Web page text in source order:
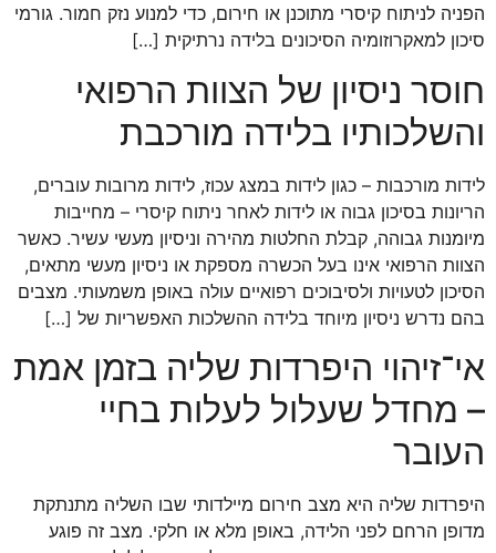
הפניה לניתוח קיסרי מתוכנן או חירום, כדי למנוע נזק חמור. גורמי
סיכון למאקרוזומיה הסיכונים בלידה נרתיקית […]
חוסר ניסיון של הצוות הרפואי
והשלכותיו בלידה מורכבת
לידות מורכבות – כגון לידות במצג עכוז, לידות מרובות עוברים,
הריונות בסיכון גבוה או לידות לאחר ניתוח קיסרי – מחייבות
מיומנות גבוהה, קבלת החלטות מהירה וניסיון מעשי עשיר. כאשר
הצוות הרפואי אינו בעל הכשרה מספקת או ניסיון מעשי מתאים,
הסיכון לטעויות ולסיבוכים רפואיים עולה באופן משמעותי. מצבים
בהם נדרש ניסיון מיוחד בלידה ההשלכות האפשריות של […]
אי־זיהוי היפרדות שליה בזמן אמת
– מחדל שעלול לעלות בחיי
העובר
היפרדות שליה היא מצב חירום מיילדותי שבו השליה מתנתקת
מדופן הרחם לפני הלידה, באופן מלא או חלקי. מצב זה פוגע